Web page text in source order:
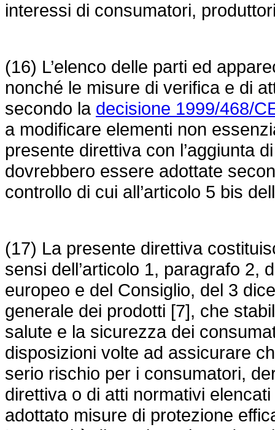
interessi di consumatori,
(16) L’elenco delle parti ed
nonché le misure di verifica e di
secondo la decisione 1999/468/
a modificare elementi non
presente direttiva con l’aggiunta
dovrebbero essere adottate
controllo di cui all’articolo 5 bis
(17) La presente direttiva
sensi dell’articolo 1, paragrafo 2,
europeo e del Consiglio, del 3
generale dei prodotti [7], che
salute e la sicurezza dei
disposizioni volte ad assicurare
serio rischio per i consumatori,
direttiva o di atti normativi
adottato misure di protezione